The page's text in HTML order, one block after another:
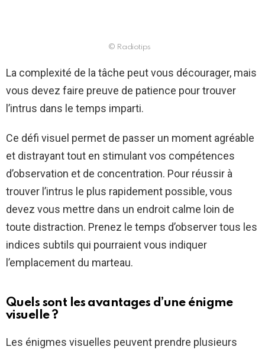
© Radiotips
La complexité de la tâche peut vous décourager, mais
vous devez faire preuve de patience pour trouver
l’intrus dans le temps imparti.
Ce défi visuel permet de passer un moment agréable
et distrayant tout en stimulant vos compétences
d’observation et de concentration. Pour réussir à
trouver l’intrus le plus rapidement possible, vous
devez vous mettre dans un endroit calme loin de
toute distraction. Prenez le temps d’observer tous les
indices subtils qui pourraient vous indiquer
l’emplacement du marteau.
Quels sont les avantages d’une énigme
visuelle ?
Les énigmes visuelles peuvent prendre plusieurs